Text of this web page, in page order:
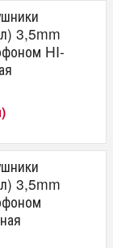
3,5mm
HI-
3,5mm